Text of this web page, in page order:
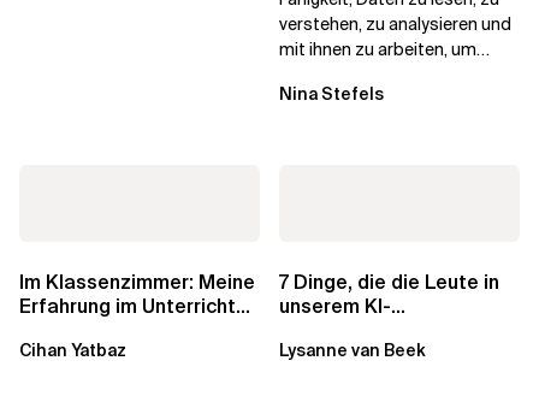
verstehen, zu analysieren und
mit ihnen zu arbeiten, um
treffen....
Nina Stefels
Im Klassenzimmer: Meine
Erfahrung im Unterrichten
Cihan Yatbaz
7 Dinge, die die Leute in
unserem KI-
wieder überraschen
Lysanne van Beek